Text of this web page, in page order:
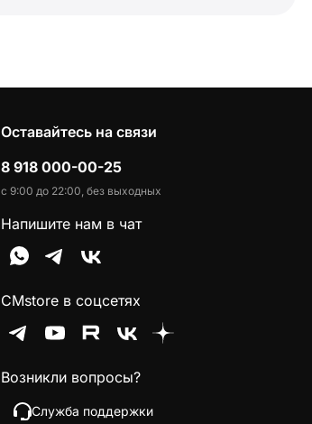
Оставайтесь на связи
8 918 000-00-25
с 9:00 до 22:00, без выходных
Напишите нам в чат
CMstore в соцсетях
Возникли вопросы?
Служба поддержки